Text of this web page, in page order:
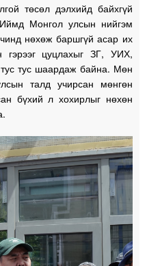
төсөл дэлхийд байхгүй
Монгол улсын нийгэм
нөхөж баршгүй асар их
гэрээг цуцлахыг ЗГ, УИХ,
тус шаардаж байна. Мөн
талд учирсан мөнгөн
бүхий л хохирлыг нөхөн